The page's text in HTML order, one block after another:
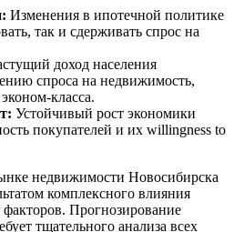
Изменения в ипотечной политике
так и сдерживать спрос на
доход населения
спроса на недвижимость,
класса.
Устойчивый рост экономики
покупателей и их willingness to
недвижимости Новосибирска
комплексного влияния
Прогнозирование
тщательного анализа всех